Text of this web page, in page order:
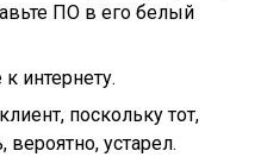
ПО в его белый
интернету.
поскольку тот,
устарел.